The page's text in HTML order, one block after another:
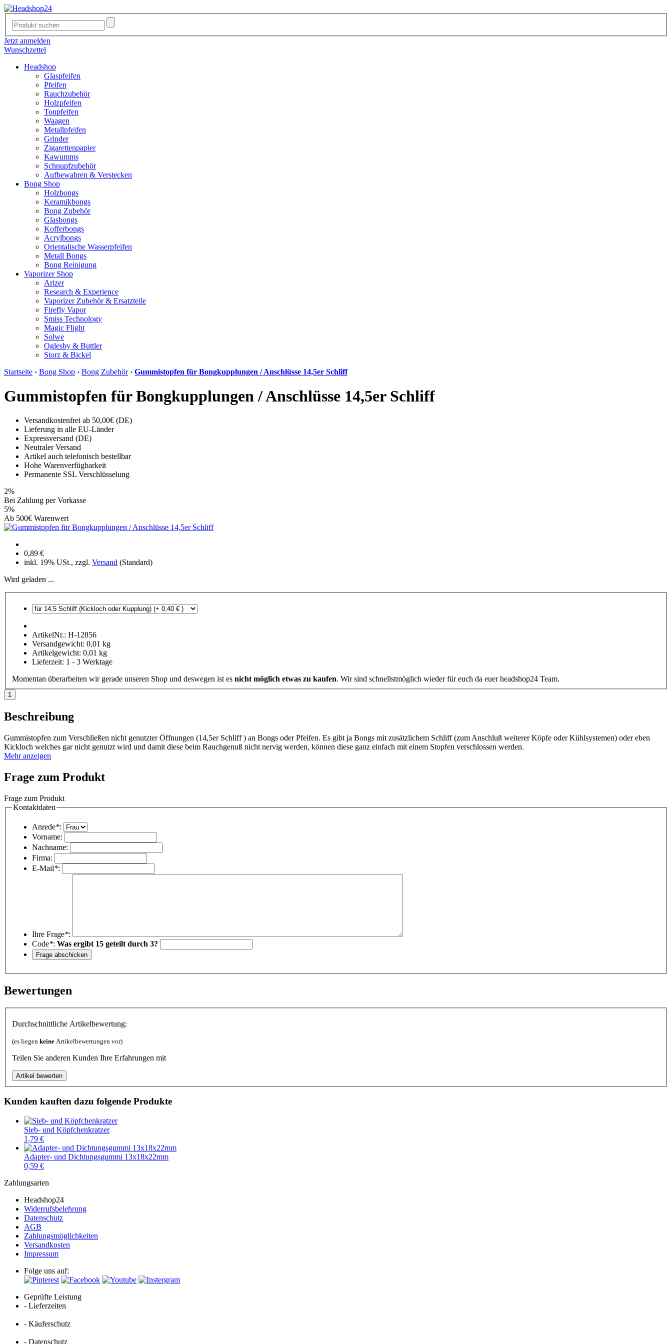
Jetzt anmelden
Wunschzettel
Headshop
Glaspfeifen
Pfeifen
Rauchzubehör
Holzpfeifen
Tonpfeifen
Waagen
Metallpfeifen
Grinder
Zigarettenpapier
Kawumms
Schnupfzubehör
Aufbewahren & Verstecken
Bong Shop
Holzbongs
Keramikbongs
Bong Zubehör
Glasbongs
Kofferbongs
Acrylbongs
Orientalische Wasserpfeifen
Metall Bongs
Bong Reinigung
Vaporizer Shop
Arizer
Research & Experience
Vaporizer Zubehör & Ersatzteile
Firefly Vapor
Smiss Technology
Magic Flight
Solwe
Oglesby & Buttler
Storz & Bickel
Startseite › Bong Shop › Bong Zubehör› Gummistopfen für Bongkupplungen / Anschlüsse 14,5er Schliff
Gummistopfen für Bongkupplungen / Anschlüsse 14,5er Schliff
Versandkostenfrei ab 50,00€ (DE)
Lieferung in alle EU-Länder
Expressversand (DE)
Neutraler Versand
Artikel auch telefonisch bestellbar
Hohe Warenverfügbarkeit
Permanente SSL Verschlüsselung
2%
Bei Zahlung per Vorkasse
5%
Ab 500€ Warenwert
0,89 €
inkl. 19% USt., zzgl. Versand (Standard)
Wird geladen ...
ArtikelNr.: H-12856
Versandgewicht: 0,01 kg
Artikelgewicht: 0,01 kg
Lieferzeit: 1 - 3 Werktage
Momentan überarbeiten wir gerade unseren Shop und deswegen ist es nicht möglich etwas zu kaufen. Wir sind schnellstmöglich wieder für euch da euer headshop24 Team.
Beschreibung
Gummistopfen zum Verschließen nicht genutzter Öffnungen (14,5er Schliff ) an Bongs oder Pfeifen. Es gibt ja Bongs mit zusätzlichem Schliff (zum Anschluß weiterer Köpfe oder Kühlsystemen) oder eben
Kickloch welches gar nicht genutzt wird und damit diese beim Rauchgenuß nicht nervig werden, können diese ganz einfach mit einem Stopfen verschlossen werden.
Mehr anzeigen
Frage zum Produkt
Frage zum Produkt
Kontaktdaten
Anrede*:
Vorname:
Nachname:
Firma:
E-Mail*:
Ihre Frage*:
Code*: Was ergibt 15 geteilt durch 3?
Bewertungen
Durchschnittliche Artikelbewertung:
(es liegen keine Artikelbewertungen vor)
Teilen Sie anderen Kunden Ihre Erfahrungen mit
Kunden kauften dazu folgende Produkte
Sieb- und Köpfchenkratzer
1,79 €
Adapter- und Dichtungsgummi 13x18x22mm
0,59 €
Zahlungsarten
Headshop24
Widerrufsbelehrung
Datenschutz
AGB
Zahlungsmöglichkeiten
Versandkosten
Impressum
Folge uns auf:
Geprüfte Leistung
- Lieferzeiten
- Käuferschutz
- Datenschutz